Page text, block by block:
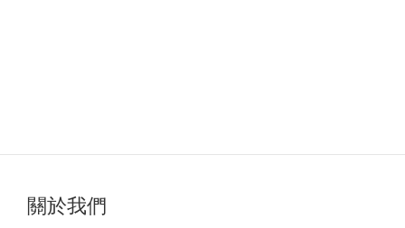
關於我們